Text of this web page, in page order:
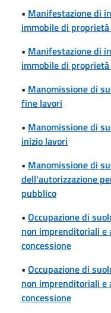
• Manifestazione di
immobile di
• Manifestazione di
immobile di
• Manomissione di
fine lavori
• Manomissione di
inizio lavori
• Manomissione di
dell'autorizzazione
pubblico
• Occupazione di
non imprenditoriali e
concessione
• Occupazione di
non imprenditoriali
concessione